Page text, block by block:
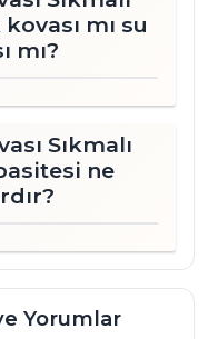
mı su
mı?
Sıkmalı
ne
Yorumlar